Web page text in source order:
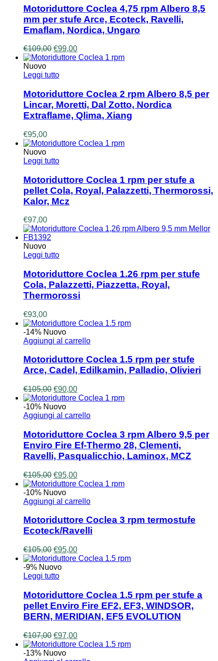
Motoriduttore Coclea 4,75 rpm Albero 8,5
mm per stufe Arce, Ecoteck, Ravelli,
Emaflam, Nordica, Ungaro
€109,00 Il
prezzo
era:
€99,00Il
prezzo
Nuovo
Leggi tutto
Motoriduttore Coclea 2 rpm Albero 8,5 per
Lincar, Moretti, Dal Zotto, Nordica
Extraflame, Qlima, Xiang
€95,00
Nuovo
Leggi tutto
Motoriduttore Coclea 1 rpm per stufe a
pellet Cola, Royal, Palazzetti, Thermorossi,
Kalor, Mcz
€97,00
Nuovo
Leggi tutto
Motoriduttore Coclea 1.26 rpm per stufe
Cola, Palazzetti, Piazzetta, Royal,
Thermorossi
€93,00
-14% Nuovo
Aggiungi al carrello
Motoriduttore Coclea 1.5 rpm per stufe
Arce, Cadel, Edilkamin, Palladio, Olivieri
€105,00 Il
prezzo
originale
era:
€90,00Il
prezzo
è:
-10% Nuovo
Aggiungi al carrello
Motoriduttore Coclea 3 rpm Albero 9,5 per
Enviro Fire Ef-Thermo 28, Clementi,
Ravelli, Pasqualicchio, Laminox, MCZ
€105,00 Il
prezzo
originale
era:
€95,00Il
prezzo
è:
-10% Nuovo
Aggiungi al carrello
Motoriduttore Coclea 3 rpm termostufe
Ecoteck/Ravelli
€105,00 Il
prezzo
originale
era:
€95,00Il
prezzo
-9% Nuovo
Leggi tutto
Motoriduttore Coclea 1.5 rpm per stufe a
pellet Enviro Fire EF2, EF3, WINDSOR,
BERN, MERIDIAN, EF5 EVOLUTION
€107,00 Il
prezzo
originale
€97,00Il
prezzo
-13% Nuovo